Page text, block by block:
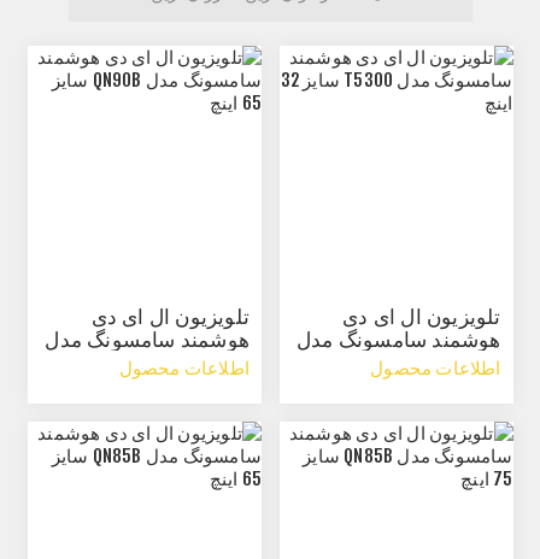
تلویزیون ال ای دی
هوشمند سامسونگ مدل
T5300 سایز 32 اینچ
اطلاعات محصول
تلویزیون ال ای دی
هوشمند سامسونگ مدل
QN90B سایز 65 اینچ
اطلاعات محصول